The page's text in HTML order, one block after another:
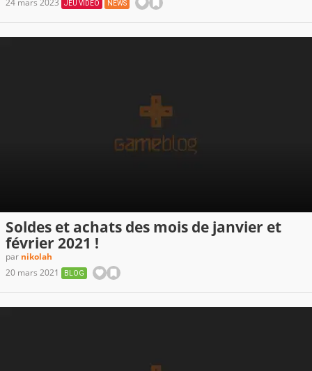
24 mars 2023 JEU VIDÉO NEWS
Soldes et achats des mois de janvier et
février 2021 !
par nikolah
20 mars 2021
BLOG